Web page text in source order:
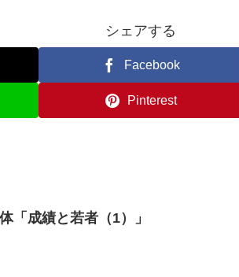
シェアする
Facebook
Pinterest
「成績と若者（1）」